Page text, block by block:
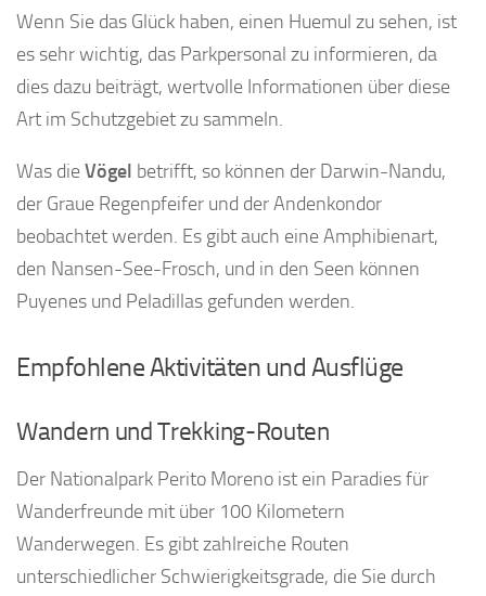
Wenn Sie das Glück haben, einen Huemul zu sehen, ist
es sehr wichtig, das Parkpersonal zu informieren, da
dies dazu beiträgt, wertvolle Informationen über diese
Art im Schutzgebiet zu sammeln.
Was dieVögel betrifft, so können der Darwin-Nandu,
der Graue Regenpfeifer und der Andenkondor
beobachtet werden. Es gibt auch eine Amphibienart,
den Nansen-See-Frosch, und in den Seen können
Puyenes und Peladillas gefunden werden.
Empfohlene Aktivitäten und Ausflüge
Wandern und Trekking-Routen
Der Nationalpark Perito Moreno ist ein Paradies für
Wanderfreunde mit über 100 Kilometern
Wanderwegen. Es gibt zahlreiche Routen
unterschiedlicher Schwierigkeitsgrade, die Sie durch